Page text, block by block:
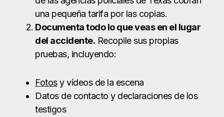
una pequeña tarifa por las copias.
Documenta todo lo que veas en el lugar
del accidente. Recopile sus propias
pruebas, incluyendo:
Fotosy vídeos de la escena
Datos de contacto y declaraciones de los
testigos